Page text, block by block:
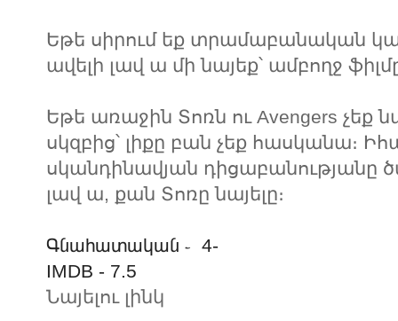
Եթե սիրում եք տրամաբանական
ավելի լավ ա մի նայեք՝ ամբողջ
Եթե առաջին Տոռն ու Avengers չեք
սկզբից՝ լիքը բան չեք հասկանա։
սկանդինավյան դիցաբանությանը
լավ ա, քան Տոռը նայելը։
Գնահատական ֊ 4-
IMDB - 7.5
Նայելու լինկ